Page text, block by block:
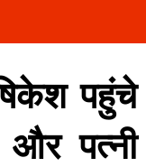
पहुंचे
और पत्नी